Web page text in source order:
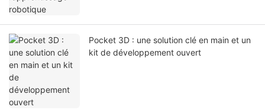
Pocket 3D : une solution clé en main et un
kit de développement ouvert